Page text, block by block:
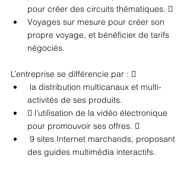
pour créer des circuits thématiques. 
Voyages sur mesure pour créer son
propre voyage, et bénéficier de tarifs
négociés.
L’entreprise se différencie par : 
activités de ses produits.
 l’utilisation de la vidéo électronique
pour promouvoir ses offres. 
des guides multimédia interactifs.